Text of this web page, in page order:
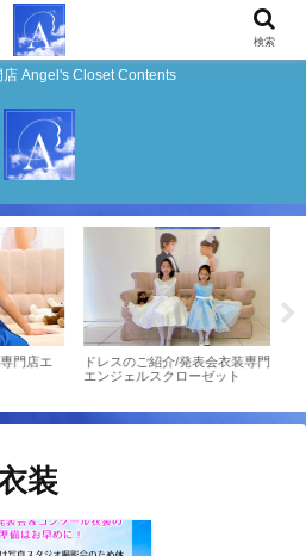
Angel's Closet Contents
エ
ドレスのご紹介/発表会衣装専門店
エンジェルスクローゼット
装
検索